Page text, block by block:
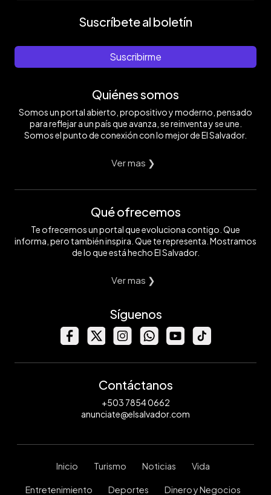
Suscríbete al boletín
Suscribirme
Quiénes somos
Somos un portal abierto, propositivo y moderno, pensado
para reflejar a un país que avanza, se reinventa y se une.
Somos el punto de conexión con lo mejor de El Salvador.
Ver mas ❯
Qué ofrecemos
Te ofrecemos un portal que evoluciona contigo. Que
informa, pero también inspira. Que te representa. Mostramos
de lo que está hecho El Salvador.
Ver mas ❯
Síguenos
Contáctanos
+503 7854 0662
anunciate@elsalvador.com
Inicio Turismo Noticias Vida
Entretenimiento Deportes Dinero y Negocios